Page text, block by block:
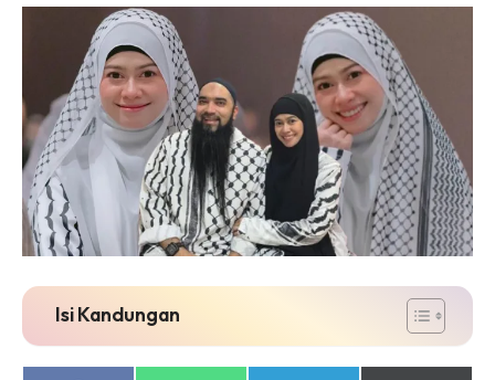
Isi Kandungan